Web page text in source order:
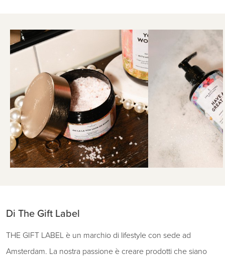
Di The Gift Label
THE GIFT LABEL è un marchio di lifestyle con sede ad
Amsterdam. La nostra passione è creare prodotti che siano